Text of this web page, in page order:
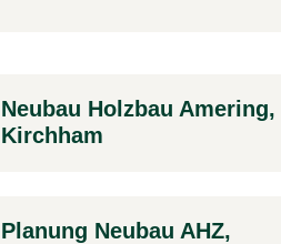
Neubau Holzbau Amering,
Kirchham
Planung Neubau AHZ,